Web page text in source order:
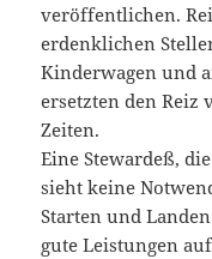
veröffentlichen.
erdenklichen
Kinderwagen und
ersetzten den Reiz
Zeiten.
Eine Stewardeß,
sieht keine
Starten und
gute Leistungen